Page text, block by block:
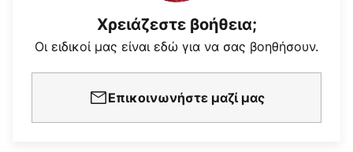
Χρειάζεστε βοήθεια;
Οι ειδικοί μας είναι εδώ για να σας βοηθήσουν.
Επικοινωνήστε μαζί μας